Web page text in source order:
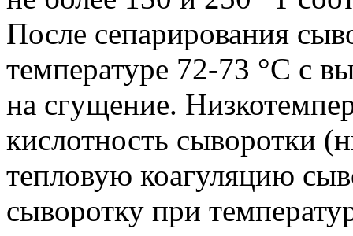
После сепарирования
температуре 72-73 °С с
на сгущение.
кислотность сыворотки
тепловую коагуляцию
сыворотку при